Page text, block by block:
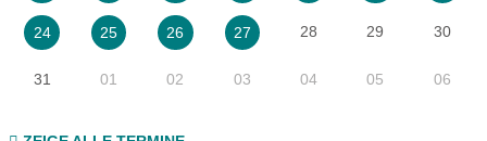
24 25 26 27 28 29 30
31 01 02 03 04 05 06